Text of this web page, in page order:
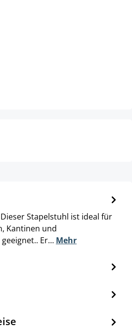
Stapelstuhl ist ideal für
Kantinen und
Er… Mehr